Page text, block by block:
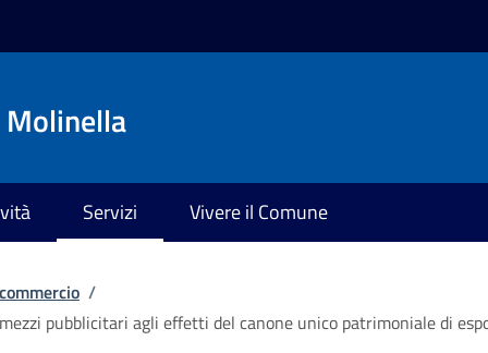
Molinella
Servizi Vivere il Comune
/
pubblicitari agli effetti del canone unico patrimoniale di